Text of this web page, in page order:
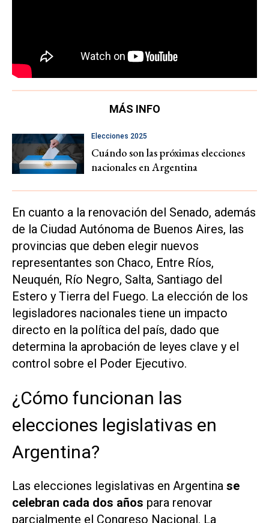
MÁS INFO
Elecciones 2025
Cuándo son las próximas elecciones
nacionales en Argentina
En cuanto a la renovación del Senado, además
de la Ciudad Autónoma de Buenos Aires, las
provincias que deben elegir nuevos
representantes son Chaco, Entre Ríos,
Neuquén, Río Negro, Salta, Santiago del
Estero y Tierra del Fuego. La elección de los
legisladores nacionales tiene un impacto
directo en la política del país, dado que
determina la aprobación de leyes clave y el
control sobre el Poder Ejecutivo.
¿Cómo funcionan las
elecciones legislativas en
Argentina?
Las elecciones legislativas en Argentina se
celebran cada dos años para renovar
parcialmente el Congreso Nacional. La